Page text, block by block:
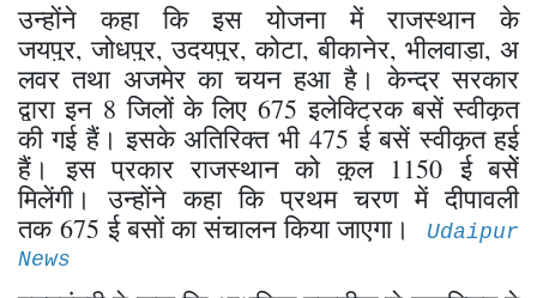
उन्होंने कहा कि इस योजना में राजस्थान के
जयपुर, जोधपुर, उदयपुर, कोटा, बीकानेर, भीलवाड़ा, अ
लवर तथा अजमेर का चयन हुआ है। केन्द्र सरकार
द्वारा इन 8 जिलों के लिए 675 इलेक्ट्रिक बसें स्वीकृत
की गई हैं। इसके अतिरिक्त भी 475 ई बसें स्वीकृत हुई
हैं। इस प्रकार राजस्थान को कुल 1150 ई बसेें
मिलेंगी। उन्होंने कहा कि प्रथम चरण में दीपावली
तक 675 ई बसों का संचालन किया जाएगा।
Udaipur
News